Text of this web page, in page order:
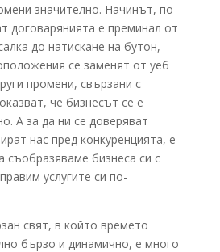
значително. Начинът, по
договарянията е преминал от
до натискане на бутон,
се заменят от уеб
промени, свързани с
че бизнесът се е
А за да ни се доверяват
нас пред конкуренцията, е
бизнеса си с
услугите си по-
свят, в който времето
бързо и динамично, е много